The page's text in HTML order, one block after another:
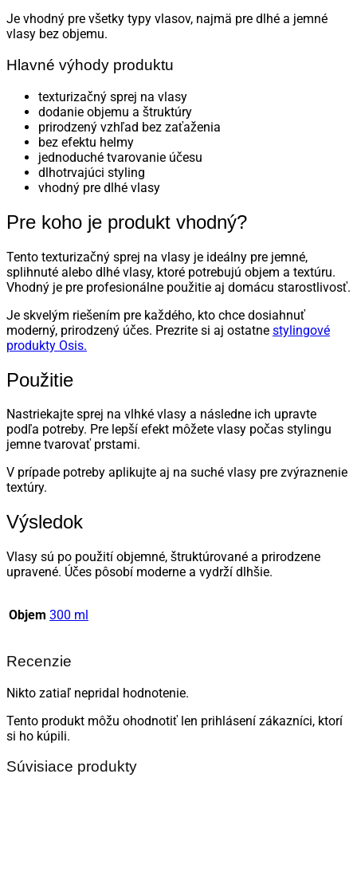
Je vhodný pre všetky typy vlasov, najmä pre dlhé a jemné
vlasy bez objemu.
Hlavné výhody produktu
texturizačný sprej na vlasy
dodanie objemu a štruktúry
prirodzený vzhľad bez zaťaženia
bez efektu helmy
jednoduché tvarovanie účesu
dlhotrvajúci styling
vhodný pre dlhé vlasy
Pre koho je produkt vhodný?
Tento texturizačný sprej na vlasy je ideálny pre jemné,
splihnuté alebo dlhé vlasy, ktoré potrebujú objem a textúru.
Vhodný je pre profesionálne použitie aj domácu starostlivosť.
Je skvelým riešením pre každého, kto chce dosiahnuť
moderný, prirodzený účes. Prezrite si aj ostatne stylingové
produkty Osis.
Použitie
Nastriekajte sprej na vlhké vlasy a následne ich upravte
podľa potreby. Pre lepší efekt môžete vlasy počas stylingu
jemne tvarovať prstami.
V prípade potreby aplikujte aj na suché vlasy pre zvýraznenie
textúry.
Výsledok
Vlasy sú po použití objemné, štruktúrované a prirodzene
upravené. Účes pôsobí moderne a vydrží dlhšie.
Objem 300 ml
Recenzie
Nikto zatiaľ nepridal hodnotenie.
Tento produkt môžu ohodnotiť len prihlásení zákazníci, ktorí
si ho kúpili.
Súvisiace produkty